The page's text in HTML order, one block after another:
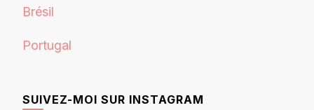
Brésil
Portugal
SUIVEZ-MOI SUR INSTAGRAM